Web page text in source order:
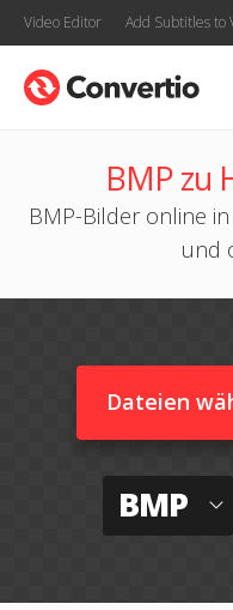
Video Editor Add Subtitles to
BMP zu
BMP-Bilder online
und
Dateien
BMP